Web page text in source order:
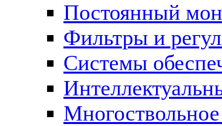
Постоянный
Фильтры и
Cистемы